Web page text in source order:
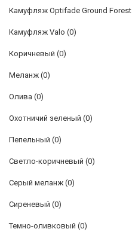
Камуфляж Optifade Ground Forest
Камуфляж Valo (0)
Коричневый (0)
Меланж (0)
Олива (0)
Охотничий зеленый (0)
Пепельный (0)
Светло-коричневый (0)
Серый меланж (0)
Сиреневый (0)
Темно-оливковый (0)